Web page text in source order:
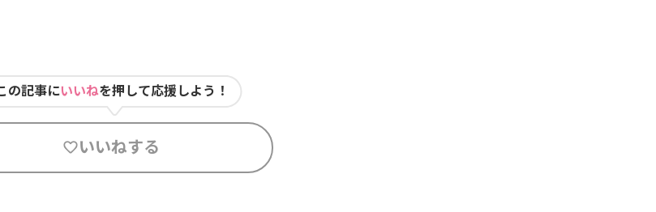
の記事にいいねを押して応援しよう！
いいねする